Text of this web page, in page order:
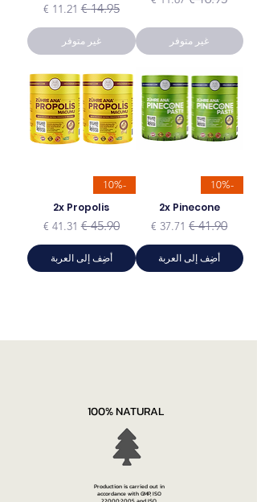
غير متوفر
سعر عادي‏14.95 € سعر البيع
غير متوفر
-10%
2x Pinecone
سعر عادي‏41.90 € سعر البيع
أضِف إلى العربة
-10%
2x Propolis
سعر عادي‏45.90 € سعر البيع
أضِف إلى العربة
100% NATURAL
Production is carried out in
accordance with GMP, ISO